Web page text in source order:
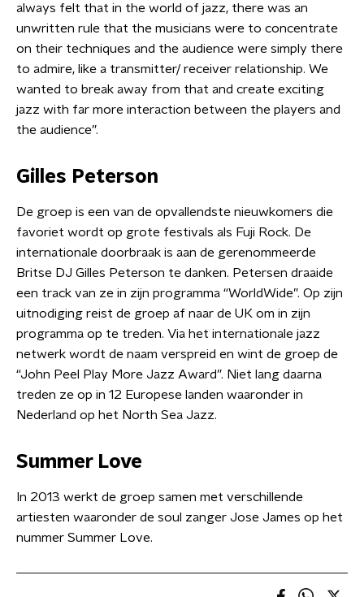
always felt that in the world of jazz, there was an
unwritten rule that the musicians were to concentrate
on their techniques and the audience were simply there
to admire, like a transmitter/ receiver relationship. We
wanted to break away from that and create exciting
jazz with far more interaction between the players and
the audience”.
Gilles Peterson
De groep is een van de opvallendste nieuwkomers die
favoriet wordt op grote festivals als Fuji Rock. De
internationale doorbraak is aan de gerenommeerde
Britse DJ Gilles Peterson te danken. Petersen draaide
een track van ze in zijn programma “WorldWide”. Op zijn
uitnodiging reist de groep af naar de UK om in zijn
programma op te treden. Via het internationale jazz
netwerk wordt de naam verspreid en wint de groep de
“John Peel Play More Jazz Award”. Niet lang daarna
treden ze op in 12 Europese landen waaronder in
Nederland op het North Sea Jazz.
Summer Love
In 2013 werkt de groep samen met verschillende
artiesten waaronder de soul zanger Jose James op het
nummer Summer Love.